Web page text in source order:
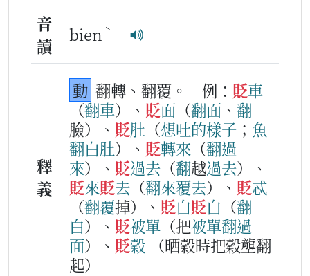
音
讀
bien ˋ
釋
義
動 翻轉、翻覆。 例： 貶車
（翻車）、 貶面 （翻面 、 翻
臉）、 貶肚 （想吐的樣子 ； 魚
翻白肚）、 貶轉來 （翻過
來）、 貶過去 （翻越過去）、
貶來貶去 （翻來覆去）、 貶忒
（翻覆掉）、 貶白貶白 （翻
白）、 貶被單 （把被單翻過
面）、 貶穀
（晒穀時把穀壟翻
起）